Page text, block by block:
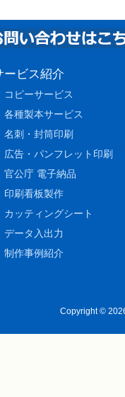
ービス紹介
コピーサービス
各種製本サービス
名刺・封筒印刷
広告・パンフレット印刷
官公庁 電子納品
印刷看板製作
カッティングシート
データ入出力
制作事例紹介
Copyright ©